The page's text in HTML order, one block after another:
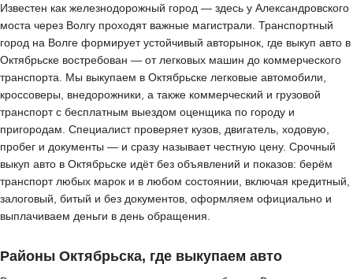
Известен как железнодорожный город — здесь у Александровского
моста через Волгу проходят важные магистрали. Транспортный
город на Волге формирует устойчивый авторынок, где выкуп авто в
Октябрьске востребован — от легковых машин до коммерческого
транспорта. Мы выкупаем в Октябрьске легковые автомобили,
кроссоверы, внедорожники, а также коммерческий и грузовой
транспорт с бесплатным выездом оценщика по городу и
пригородам. Специалист проверяет кузов, двигатель, ходовую,
пробег и документы — и сразу называет честную цену. Срочный
выкуп авто в Октябрьске идёт без объявлений и показов: берём
транспорт любых марок и в любом состоянии, включая кредитный,
залоговый, битый и без документов, оформляем официально и
выплачиваем деньги в день обращения.
Районы Октябрьска, где выкупаем авто